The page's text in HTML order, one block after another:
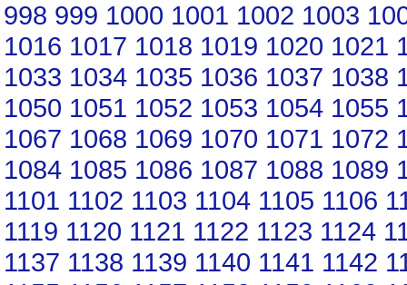
998 999 1000 1001 1002 1003
1016 1017 1018 1019 1020 1021
1033 1034 1035 1036 1037 1038
1050 1051 1052 1053 1054 1055
1067 1068 1069 1070 1071 1072
1084 1085 1086 1087 1088 1089
1101 1102 1103 1104 1105 1106
1119 1120 1121 1122 1123 1124
1137 1138 1139 1140 1141 1142